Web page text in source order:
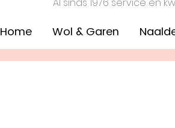
Home Wol & Garen